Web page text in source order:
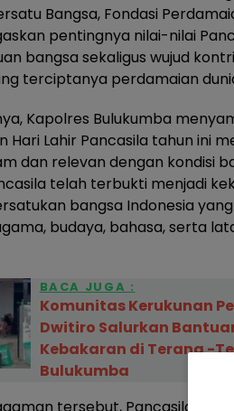
Bangsa, Fondasi
pentingnya nilai-nilai
bangsa sekaligus wujud
terciptanya perdamaian
Kapolres Bulukumba
Lahir Pancasila tahun ini
dan relevan dengan kondisi
telah terbukti menjadi
bangsa Indonesia
budaya, bahasa, serta
BACA JUGA :
Komunitas Kerukunan
Dwitiro Salurkan
Kebakaran di Terang -
Bulukumba
tersebut, Pancasila